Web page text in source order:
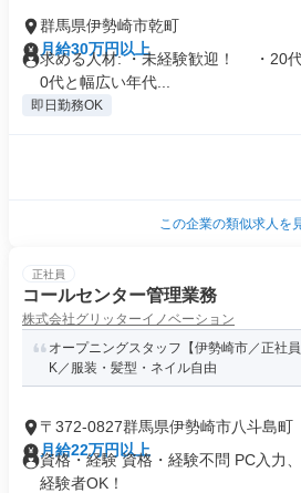
群馬県伊勢崎市乾町
月給30万円以上
求める人材: ・未経験歓迎！ ・20
0代と幅広い年代...
即日勤務OK
この企業の類似求人を
正社員
コールセンター管理業務
株式会社グリッターイノベーション
オープニングスタッフ【伊勢崎市／正社
K／服装・髪型・ネイル自由
〒372-0827群馬県伊勢崎市八斗島町
月給22万円以上
資格・経験 資格・経験不問 PC⼊⼒
経験者OK！